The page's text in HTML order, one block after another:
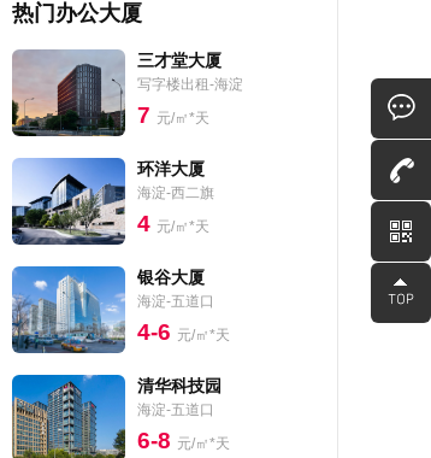
热门办公大厦
三才堂大厦
写字楼出租-海淀
7 元/㎡*天
环洋大厦
海淀-西二旗
4 元/㎡*天
银谷大厦
海淀-五道口
4-6 元/㎡*天
清华科技园
海淀-五道口
6-8 元/㎡*天